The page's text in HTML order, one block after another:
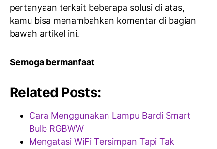
pertanyaan terkait beberapa solusi di atas,
kamu bisa menambahkan komentar di bagian
bawah artikel ini.
Semoga bermanfaat
Related Posts:
Cara Menggunakan Lampu Bardi Smart
Bulb RGBWW
Mengatasi WiFi Tersimpan Tapi Tak